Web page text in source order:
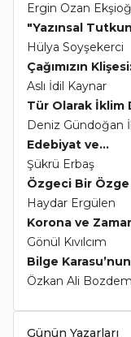
Ergin Ozan
"Yazınsal
Hülya Soyşekerci
Çağımızın
Aslı İdil Kaynar
Tür Olarak İklim
Deniz Gündoğan
Edebiyat ve...
Şükrü Erbaş
Özgeci Bir
Haydar Ergülen
Korona ve
Gönül Kıvılcım
Bilge
Özkan Ali
Günün Yazarları